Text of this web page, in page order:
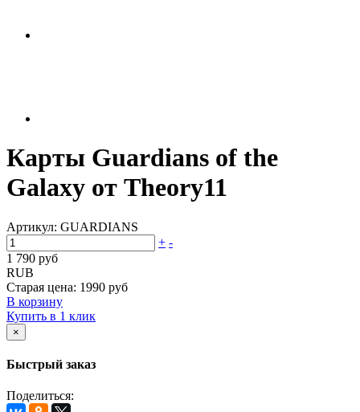
Карты Guardians of the
Galaxy от Theory11
Артикул: GUARDIANS
+ -
1 790 руб
RUB
Старая цена: 1990 руб
В корзину
Купить в 1 клик
×
Быстрый заказ
Поделиться: